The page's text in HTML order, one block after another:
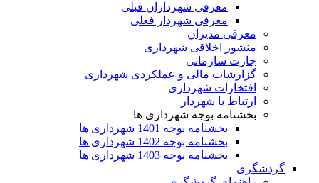
معرفی شهرداران قبلی
معرفی شهردار فعلی
معرفی مدیران
منشور اخلاقی شهرداری
چارت سازمانی
گزارشات مالی و عملکردی شهرداری
افتخارات شهرداری
ارتباط با شهردار
بخشنامه بوجه شهرداری ها
بخشنامه بوجه 1401 شهرداری ها
بخشنامه بوجه 1402 شهرداری ها
بخشنامه بوجه 1403 شهرداری ها
گردشگری